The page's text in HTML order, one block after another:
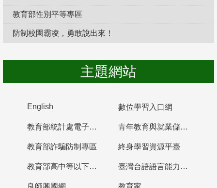
教育部性別平等專區
防制校園霸凌，勇敢說出來！
主題網站
English 數位學習入口網
教育部統計處電子書櫃 青年教育與就業儲蓄帳戶
教育部詐騙防制專區 終身學習資源平臺
教育部高中等以下學校及幼兒園教師資格檢定考試 臺灣台語語言能力認證網站
良師興國網
教育家